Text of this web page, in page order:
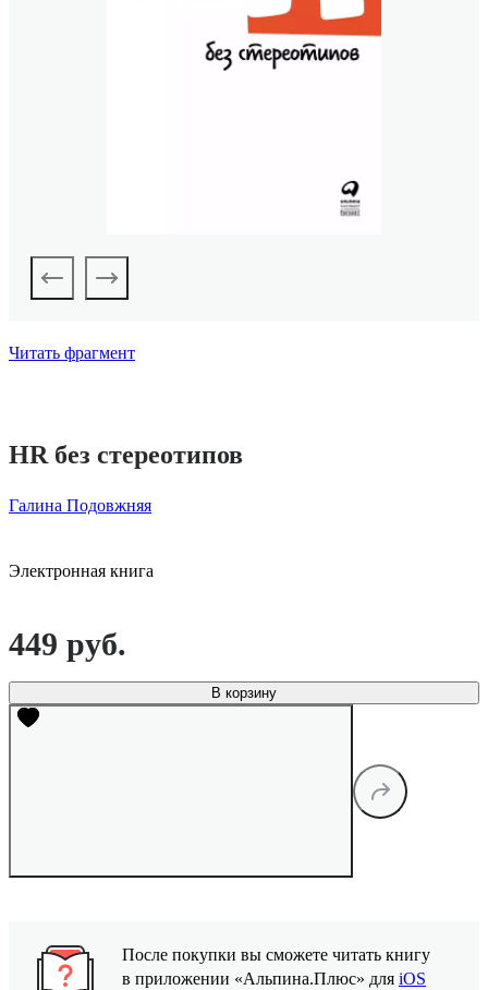
Читать фрагмент
HR без стереотипов
Галина Подовжняя
Электронная книга
449 руб.
В корзину
После покупки вы сможете читать книгу
в приложении «Альпина.Плюс» для iOS